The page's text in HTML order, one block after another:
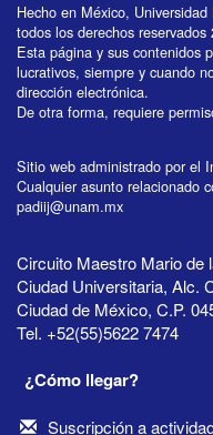
Hecho en México,
todos los derechos reservados
Esta página y sus contenidos
lucrativos, siempre y cuando
dirección electrónica.
De otra forma, requiere
Sitio web administrado por el
Cualquier asunto relacionado
padiij@unam.mx
Circuito Maestro Mario de
Ciudad Universitaria, Alc.
Ciudad de México, C.P.
Tel. +52(55)5622 7474
¿Cómo llegar?
Suscripción a